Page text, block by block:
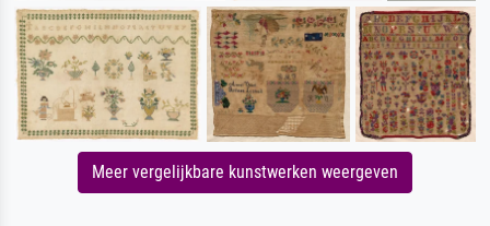
Meer vergelijkbare kunstwerken weergeven